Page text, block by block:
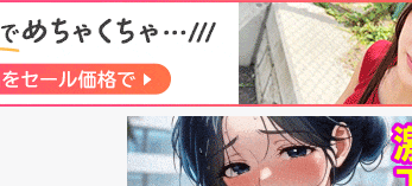
search キャラ 作者